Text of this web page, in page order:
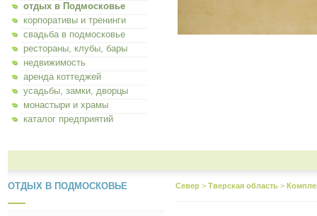
отдых в Подмосковье
корпоративы и тренинги
свадьба в подмосковье
рестораны, клубы, бары
недвижимость
аренда коттеджей
усадьбы, замки, дворцы
монастыри и храмы
каталог предприятий
ОТДЫХ В ПОДМОСКОВЬЕ Север > Тверская область >